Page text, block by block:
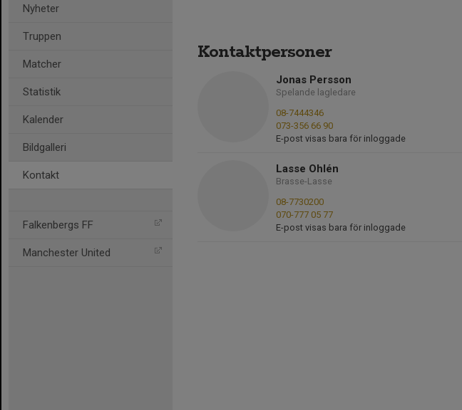
Nyheter
Truppen
Matcher
Statistik
Kalender
Bildgalleri
Kontakt
Falkenbergs FF
Manchester United
Kontaktpersoner
Jonas Persson
Spelande lagledare
08-7444346
073-356 66 90
E-post visas bara för inloggade
Lasse Ohlén
Brasse-Lasse
08-7730200
070-777 05 77
E-post visas bara för inloggade